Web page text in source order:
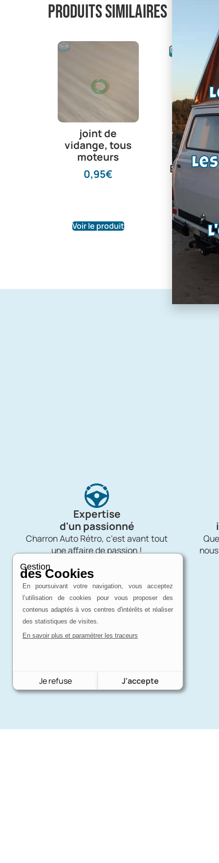
Produits similaires
joint de
vidange, tous
moteurs
0,95€
Voir le produit
moteur
jusqu’a
Ford
Escort –
– Anglia
Voir le
Expertise
d'un passionné
Charron Auto Rétro, c'est avant tout
une affaire de passion !
Gestion
des Cookies
En poursuivant votre navigation, vous acceptez
l’utilisation de cookies pour vous proposer des
contenus adaptés à vos centres d'intérêts et réaliser
des statistiques de visites.
En savoir plus et paramétrer les traceurs
Je refuse J'accepte